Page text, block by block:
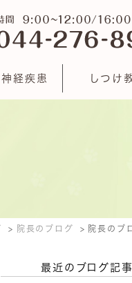
経疾患 しつけ
院長のブログ
最近のブログ記事